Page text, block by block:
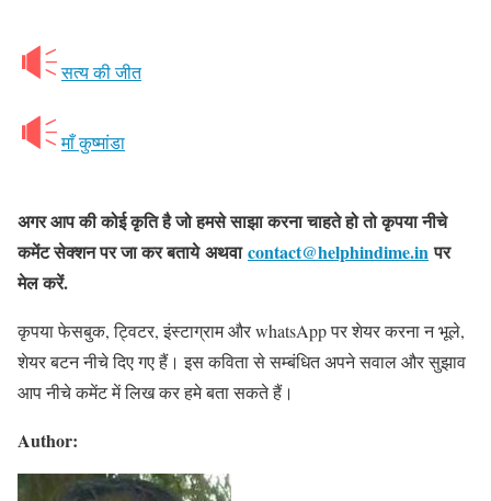
सत्य की जीत
माँ कुष्मांडा
अगर आप की कोई कृति है जो हमसे साझा करना चाहते हो तो कृपया नीचे
कमेंट सेक्शन पर जा कर बताये अथवाcontact@helphindime.inपर
मेल करें.
कृपया फेसबुक, ट्विटर, इंस्टाग्राम और whatsApp पर शेयर करना न भूले,
शेयर बटन नीचे दिए गए हैं। इस कविता से सम्बंधित अपने सवाल और सुझाव
आप नीचे कमेंट में लिख कर हमे बता सकते हैं।
Author: